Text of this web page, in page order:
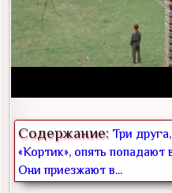
Содержание: Три
«Кортик», опять попадают
Они приезжают в...